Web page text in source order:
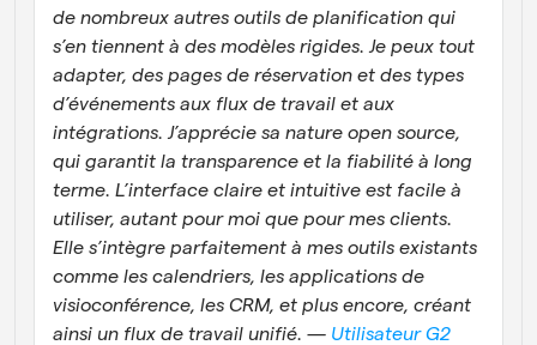
de nombreux autres outils de planification qui
s’en tiennent à des modèles rigides. Je peux tout
adapter, des pages de réservation et des types
d’événements aux flux de travail et aux
intégrations. J’apprécie sa nature open source,
qui garantit la transparence et la fiabilité à long
terme. L’interface claire et intuitive est facile à
utiliser, autant pour moi que pour mes clients.
Elle s’intègre parfaitement à mes outils existants
comme les calendriers, les applications de
visioconférence, les CRM, et plus encore, créant
ainsi un flux de travail unifié. — Utilisateur G2